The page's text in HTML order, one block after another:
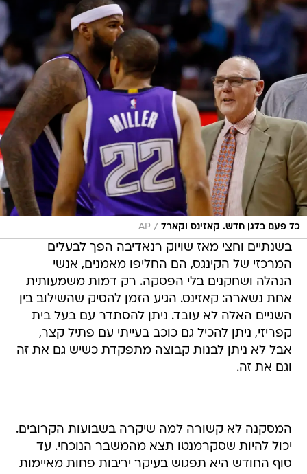
כל פעם בלגן חדש. קאזינס וקארל /
AP
בשנתיים וחצי מאז שויוק רנאדיבה הפך לבעלים
המרכזי של הקינגס, הם החליפו מאמנים, אנשי
הנהלה ושחקנים בלי הפסקה. רק דמות משמעותית
אחת נשארה: קאזינס. הגיע הזמן להסיק שהשילוב בין
השניים האלה לא עובד. ניתן להסתדר עם בעל בית
קפריזי, ניתן להכיל גם כוכב בעייתי עם פתיל קצר,
אבל לא ניתן לבנות קבוצה מתפקדת כשיש גם את זה
וגם את זה.
המסקנה לא קשורה למה שיקרה בשבועות הקרובים.
יכול להיות שסקרמנטו תצא מהמשבר הנוכחי. עד
סוף החודש היא תפגוש בעיקר יריבות פחות מאיימות